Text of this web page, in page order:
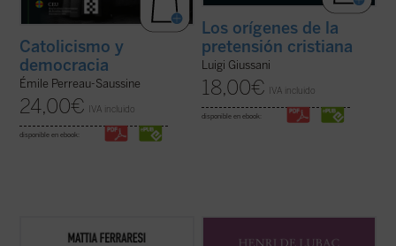
Catolicismo y
democracia
Émile Perreau-Saussine
24,00€ IVA incluido
disponible en ebook:
Los orígenes de la
pretensión cristiana
Luigi Giussani
18,00€ IVA incluido
disponible en ebook:
sociales como fábricas de certezas
primeros veinte años yMemoria en torno a